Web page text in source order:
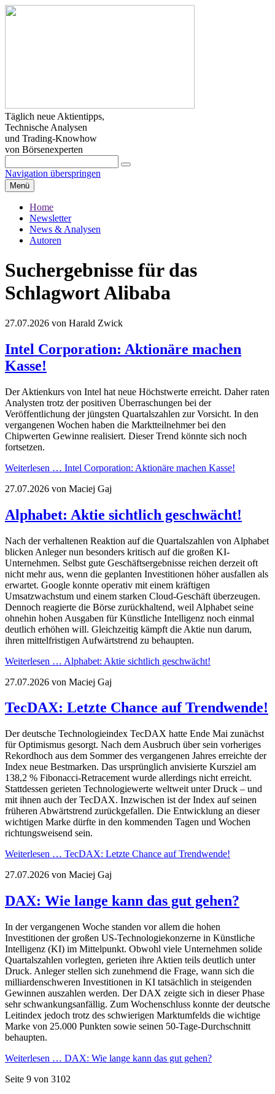
Täglich neue Aktientipps,
Technische Analysen
und Trading-Knowhow
von Börsenexperten
Navigation überspringen
Menü
Home
Newsletter
News & Analysen
Autoren
Suchergebnisse für das
Schlagwort Alibaba
27.07.2026 von Harald Zwick
Intel Corporation: Aktionäre machen
Kasse!
Der Aktienkurs von Intel hat neue Höchstwerte erreicht. Daher raten
Analysten trotz der positiven Überraschungen bei der
Veröffentlichung der jüngsten Quartalszahlen zur Vorsicht. In den
vergangenen Wochen haben die Marktteilnehmer bei den
Chipwerten Gewinne realisiert. Dieser Trend könnte sich noch
fortsetzen.
Weiterlesen … Intel Corporation: Aktionäre machen Kasse!
27.07.2026 von Maciej Gaj
Alphabet: Aktie sichtlich geschwächt!
Nach der verhaltenen Reaktion auf die Quartalszahlen von Alphabet
blicken Anleger nun besonders kritisch auf die großen KI-
Unternehmen. Selbst gute Geschäftsergebnisse reichen derzeit oft
nicht mehr aus, wenn die geplanten Investitionen höher ausfallen als
erwartet. Google konnte operativ mit einem kräftigen
Umsatzwachstum und einem starken Cloud-Geschäft überzeugen.
Dennoch reagierte die Börse zurückhaltend, weil Alphabet seine
ohnehin hohen Ausgaben für Künstliche Intelligenz noch einmal
deutlich erhöhen will. Gleichzeitig kämpft die Aktie nun darum,
ihren mittelfristigen Aufwärtstrend zu behaupten.
Weiterlesen … Alphabet: Aktie sichtlich geschwächt!
27.07.2026 von Maciej Gaj
TecDAX: Letzte Chance auf Trendwende!
Der deutsche Technologieindex TecDAX hatte Ende Mai zunächst
für Optimismus gesorgt. Nach dem Ausbruch über sein vorheriges
Rekordhoch aus dem Sommer des vergangenen Jahres erreichte der
Index neue Bestmarken. Das ursprünglich anvisierte Kursziel am
138,2 % Fibonacci-Retracement wurde allerdings nicht erreicht.
Stattdessen gerieten Technologiewerte weltweit unter Druck – und
mit ihnen auch der TecDAX. Inzwischen ist der Index auf seinen
früheren Abwärtstrend zurückgefallen. Die Entwicklung an dieser
wichtigen Marke dürfte in den kommenden Tagen und Wochen
richtungsweisend sein.
Weiterlesen … TecDAX: Letzte Chance auf Trendwende!
27.07.2026 von Maciej Gaj
DAX: Wie lange kann das gut gehen?
In der vergangenen Woche standen vor allem die hohen
Investitionen der großen US-Technologiekonzerne in Künstliche
Intelligenz (KI) im Mittelpunkt. Obwohl viele Unternehmen solide
Quartalszahlen vorlegten, gerieten ihre Aktien teils deutlich unter
Druck. Anleger stellen sich zunehmend die Frage, wann sich die
milliardenschweren Investitionen in KI tatsächlich in steigenden
Gewinnen auszahlen werden. Der DAX zeigte sich in dieser Phase
sehr schwankungsanfällig. Zum Wochenschluss konnte der deutsche
Leitindex jedoch trotz des schwierigen Marktumfelds die wichtige
Marke von 25.000 Punkten sowie seinen 50-Tage-Durchschnitt
behaupten.
Weiterlesen … DAX: Wie lange kann das gut gehen?
Seite 9 von 3102